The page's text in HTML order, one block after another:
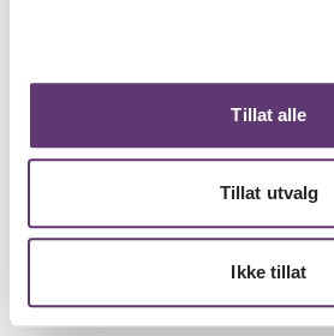
Tillat alle
Tillat utvalg
Ikke tillat